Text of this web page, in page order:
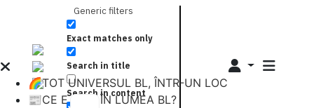
Generic filters
Exact matches only
Search in title
Search in content
🌈TOT UNIVERSUL BL, ÎNTR-UN LOC
📰CE E NOU ÎN LUMEA BL?